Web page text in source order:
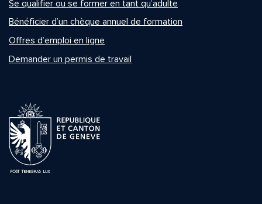
Se qualifier ou se former en tant qu’adulte
Bénéficier d’un chèque annuel de formation
Offres d’emploi en ligne
Demander un permis de travail